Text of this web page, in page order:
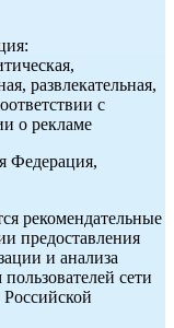
развлекательная,
с
о рекламе
Федерация,
рекомендательные
предоставления
и анализа
сети